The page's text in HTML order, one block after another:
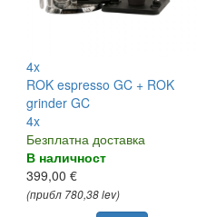
4x
ROK espresso GC + ROK
grinder GC
4x
Безплатна доставка
В наличност
399,00 €
(прибл 780,38 lev)